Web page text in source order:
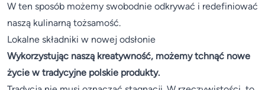
W ten sposób możemy swobodnie odkrywać i redefiniować
naszą kulinarną tożsamość.
Lokalne składniki w nowej odsłonie
Wykorzystując naszą kreatywność, możemy tchnąć nowe
życie w tradycyjne polskie produkty.